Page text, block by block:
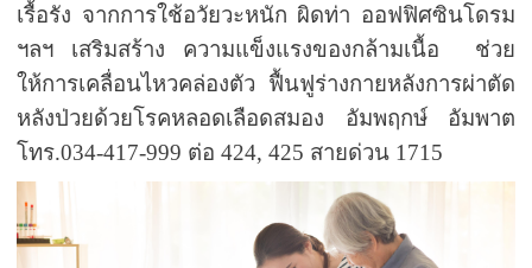
เรื้อรัง จากการใช้อวัยวะหนัก ผิดท่า ออฟฟิศซินโดรม
ฯลฯ เสริมสร้าง ความแข็งแรงของกล้ามเนื้อ ช่วย
ให้การเคลื่อนไหวคล่องตัว ฟื้นฟูร่างกายหลังการผ่าตัด
หลังป่วยด้วยโรคหลอดเลือดสมอง อัมพฤกษ์ อัมพาต
โทร.034-417-999 ต่อ 424, 425 สายด่วน 1715